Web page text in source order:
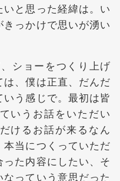
と思った経緯は。い
っかけで思いが湧い
ショーをつくり上げ
、僕は正直、だんだ
う感じで。最初は皆
いうお話をいただい
けるお話が来るなん
当につくっていただ
た内容にしたい、そ
っていう意思だった